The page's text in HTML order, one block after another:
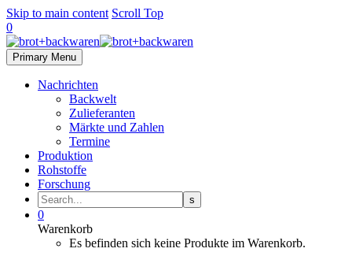
Skip to main content Scroll Top
0
Primary Menu
Nachrichten
Backwelt
Zulieferanten
Märkte und Zahlen
Termine
Produktion
Rohstoffe
Forschung
0
Warenkorb
Es befinden sich keine Produkte im Warenkorb.